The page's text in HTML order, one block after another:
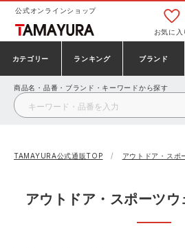
公式オンラインショップ
お気に入
カテゴリー
安全靴・作業靴
作業着・作業服
ランキング
安全靴ランキング
安全靴スニーカーランキング
シューズランキング
ブランド
アシックス
プーマ コ
シモン バー
建設・建築作業服
製造・工場作業服
鉄鋼・機械作業服
商品名・品番・ブランド・キーワードから探す
TAMAYURA公式通販TOP アウトドア・スポ
アウトドア・スポーツ